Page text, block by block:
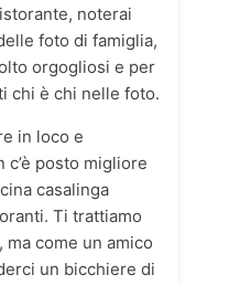
noterai
foto di famiglia,
orgogliosi e per
chi è chi nelle foto.
in loco e
c’è posto migliore
casalinga
Ti trattiamo
come un amico
un bicchiere di